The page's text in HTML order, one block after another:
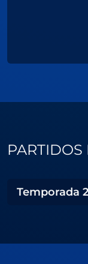
Temporada